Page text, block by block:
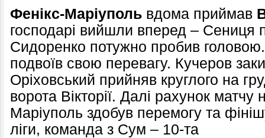
Фенікс-Маріуполь вдома приймав
господарі вийшли вперед –
Сидоренко потужно пробив
подвоїв свою перевагу. Кучеров
Оріховський прийняв круглого на
ворота Вікторії. Далі рахунок матчу
Маріуполь здобув перемогу та
ліги, команда з Сум – 10-та